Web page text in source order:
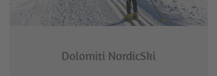
Dolomiti NordicSki